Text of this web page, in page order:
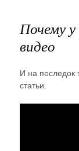
Почему
видео
И на последок
статьи.